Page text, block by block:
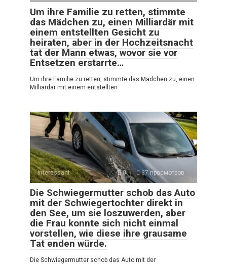
Um ihre Familie zu retten, stimmte
das Mädchen zu, einen Milliardär mit
einem entstellten Gesicht zu
heiraten, aber in der Hochzeitsnacht
tat der Mann etwas, wovor sie vor
Entsetzen erstarrte…
Um ihre Familie zu retten, stimmte das Mädchen zu, einen
Milliardär mit einem entstellten
Interessant 0 37 просмотров
Die Schwiegermutter schob das Auto
mit der Schwiegertochter direkt in
den See, um sie loszuwerden, aber
die Frau konnte sich nicht einmal
vorstellen, wie diese ihre grausame
Tat enden würde.
Die Schwiegermutter schob das Auto mit der